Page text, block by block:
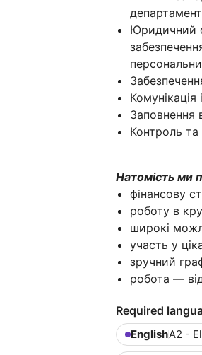
Юридичний
Комунікація
Заповнення
Контроль та
Натомість ми
фінансову
роботу в
широкі
участь у
зручний
робота —
Required
EnglishA2 -